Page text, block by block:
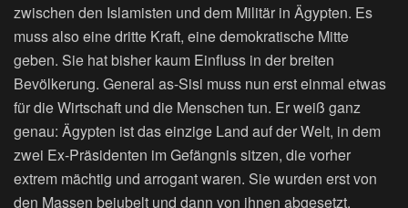
zwischen den Islamisten und dem Militär in Ägypten. Es
muss also eine dritte Kraft, eine demokratische Mitte
geben. Sie hat bisher kaum Einfluss in der breiten
Bevölkerung. General as-Sisi muss nun erst einmal etwas
für die Wirtschaft und die Menschen tun. Er weiß ganz
genau: Ägypten ist das einzige Land auf der Welt, in dem
zwei Ex-Präsidenten im Gefängnis sitzen, die vorher
extrem mächtig und arrogant waren. Sie wurden erst von
den Massen bejubelt und dann von ihnen abgesetzt.